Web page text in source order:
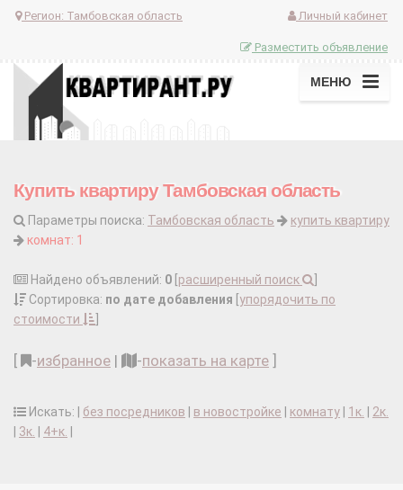
Регион: Тамбовская область Личный кабинет
Разместить объявление
МЕНЮ
Купить квартиру Тамбовская область
Параметры поиска: Тамбовская область
купить квартиру
комнат: 1
Найдено объявлений: 0 расширенный поиск
Сортировка: по дате добавления упорядочить по
стоимости
-избранное | -показать на карте
Искать: | без посредников в новостройке комнату 1к.
2к.
3к. 4+к.